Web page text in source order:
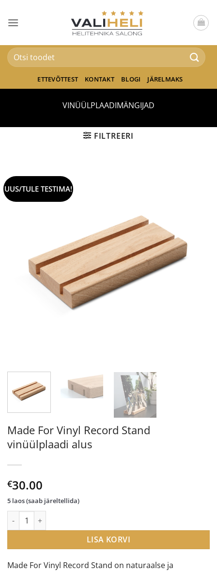
content
Otsi:
ETTEVÕTTEST KONTAKT BLOGI JÄRELMAKS
VINÜÜLPLAADIMÄNGIJAD
FILTREERI
UUS/TULE TESTIMA!
Made For Vinyl Record Stand
vinüülplaadi alus
€30.00
Made For Vinyl Record Stand on naturaalse ja
5 laos (saab järeltellida)
Made For Vinyl Record Stand vinüülplaadi alus kogus
LISA KORVI